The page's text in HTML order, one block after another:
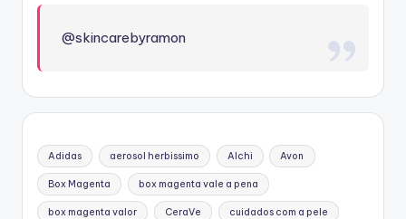
@skincarebyramon
Adidas aerosol herbissimo Alchi Avon
Box Magenta box magenta vale a pena
box magenta valor CeraVe cuidados com a pele